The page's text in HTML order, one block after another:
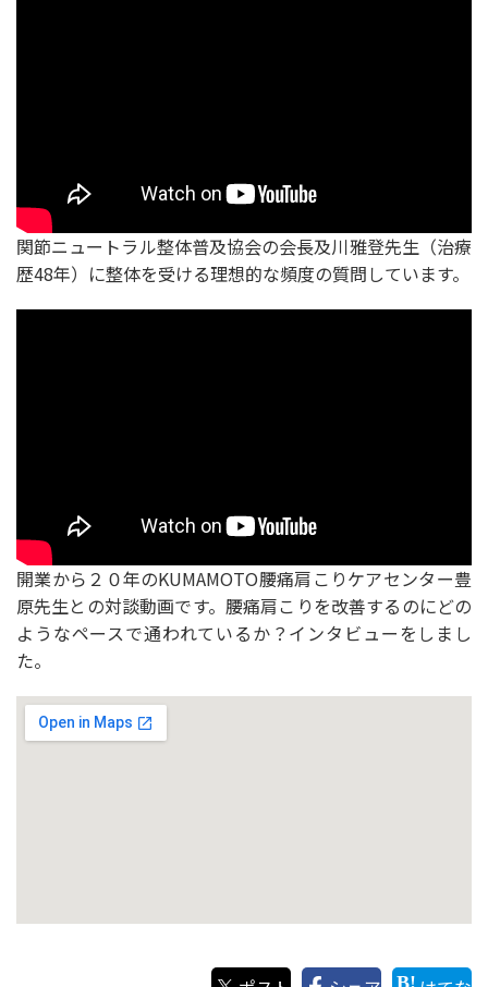
関節ニュートラル整体普及協会の会長及川雅登先生（治療
歴48年）に整体を受ける理想的な頻度の質問しています。
開業から２０年のKUMAMOTO腰痛肩こりケアセンター豊
原先生との対談動画です。腰痛肩こりを改善するのにどの
ようなペースで通われているか？インタビューをしまし
た。